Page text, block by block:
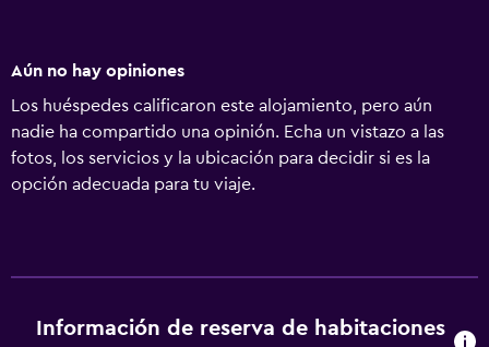
Aún no hay opiniones
Los huéspedes calificaron este alojamiento, pero aún
nadie ha compartido una opinión. Echa un vistazo a las
fotos, los servicios y la ubicación para decidir si es la
opción adecuada para tu viaje.
Información de reserva de habitaciones